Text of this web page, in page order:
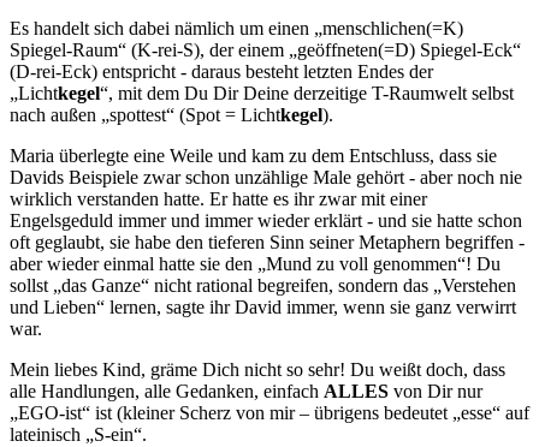
Es handelt sich dabei nämlich um einen „menschlichen(=K)
Spiegel-Raum“ (K-rei-S), der einem „geöffneten(=D) Spiegel-Eck“
(D-rei-Eck) entspricht - daraus besteht letzten Endes der
„Lichtkegel“, mit dem Du Dir Deine derzeitige T-Raumwelt selbst
nach außen „spottest“ (Spot = Lichtkegel).
Maria überlegte eine Weile und kam zu dem Entschluss, dass sie
Davids Beispiele zwar schon unzählige Male gehört - aber noch nie
wirklich verstanden hatte. Er hatte es ihr zwar mit einer
Engelsgeduld immer und immer wieder erklärt - und sie hatte schon
oft geglaubt, sie habe den tieferen Sinn seiner Metaphern begriffen -
aber wieder einmal hatte sie den „Mund zu voll genommen“! Du
sollst „das Ganze“ nicht rational begreifen, sondern das „Verstehen
und Lieben“ lernen, sagte ihr David immer, wenn sie ganz verwirrt
war.
Mein liebes Kind, gräme Dich nicht so sehr! Du weißt doch, dass
alle Handlungen, alle Gedanken, einfach ALLES von Dir nur
„EGO-ist“ ist (kleiner Scherz von mir – übrigens bedeutet „esse“ auf
lateinisch „S-ein“.